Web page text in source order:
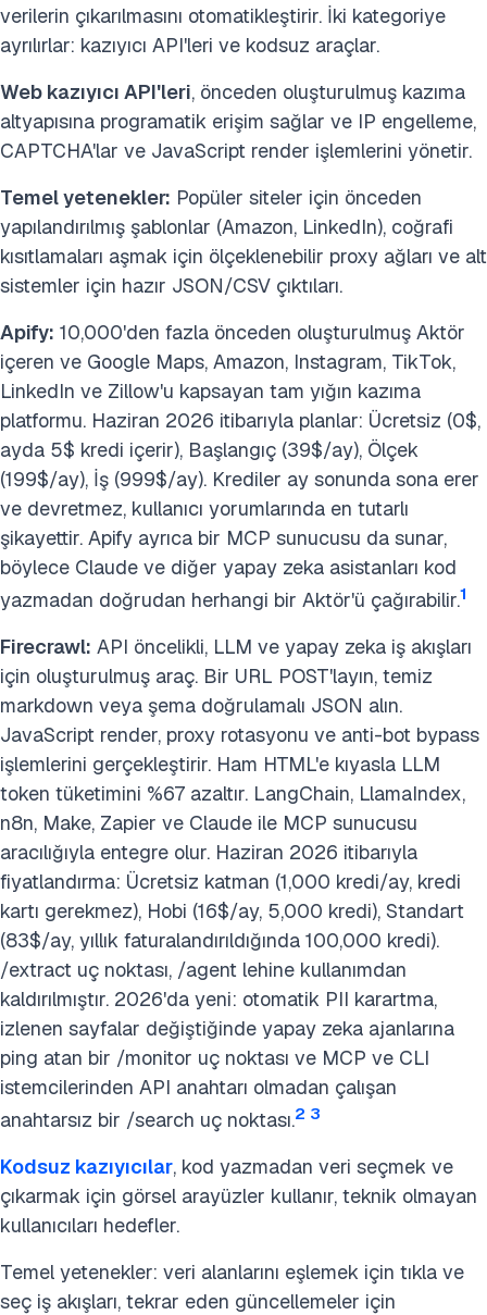
verilerin çıkarılmasını otomatikleştirir. İki kategoriye
ayrılırlar: kazıyıcı API'leri ve kodsuz araçlar.
Web kazıyıcı API'leri, önceden oluşturulmuş kazıma
altyapısına programatik erişim sağlar ve IP engelleme,
CAPTCHA'lar ve JavaScript render işlemlerini yönetir.
Temel yetenekler: Popüler siteler için önceden
yapılandırılmış şablonlar (Amazon, LinkedIn), coğrafi
kısıtlamaları aşmak için ölçeklenebilir proxy ağları ve alt
sistemler için hazır JSON/CSV çıktıları.
Apify: 10,000'den fazla önceden oluşturulmuş Aktör
içeren ve Google Maps, Amazon, Instagram, TikTok,
LinkedIn ve Zillow'u kapsayan tam yığın kazıma
platformu. Haziran 2026 itibarıyla planlar: Ücretsiz (0$,
ayda 5$ kredi içerir), Başlangıç (39$/ay), Ölçek
(199$/ay), İş (999$/ay). Krediler ay sonunda sona erer
ve devretmez, kullanıcı yorumlarında en tutarlı
şikayettir. Apify ayrıca bir MCP sunucusu da sunar,
böylece Claude ve diğer yapay zeka asistanları kod
yazmadan doğrudan herhangi bir Aktör'ü çağırabilir.1
Firecrawl: API öncelikli, LLM ve yapay zeka iş akışları
için oluşturulmuş araç. Bir URL POST'layın, temiz
markdown veya şema doğrulamalı JSON alın.
JavaScript render, proxy rotasyonu ve anti-bot bypass
işlemlerini gerçekleştirir. Ham HTML'e kıyasla LLM
token tüketimini %67 azaltır. LangChain, LlamaIndex,
n8n, Make, Zapier ve Claude ile MCP sunucusu
aracılığıyla entegre olur. Haziran 2026 itibarıyla
fiyatlandırma: Ücretsiz katman (1,000 kredi/ay, kredi
kartı gerekmez), Hobi (16$/ay, 5,000 kredi), Standart
(83$/ay, yıllık faturalandırıldığında 100,000 kredi).
/extract uç noktası, /agent lehine kullanımdan
kaldırılmıştır. 2026'da yeni: otomatik PII karartma,
izlenen sayfalar değiştiğinde yapay zeka ajanlarına
ping atan bir /monitor uç noktası ve MCP ve CLI
istemcilerinden API anahtarı olmadan çalışan
anahtarsız bir /search uç noktası.2 3
Kodsuz kazıyıcılar, kod yazmadan veri seçmek ve
çıkarmak için görsel arayüzler kullanır, teknik olmayan
kullanıcıları hedefler.
Temel yetenekler: veri alanlarını eşlemek için tıkla ve
seç iş akışları, tekrar eden güncellemeler için